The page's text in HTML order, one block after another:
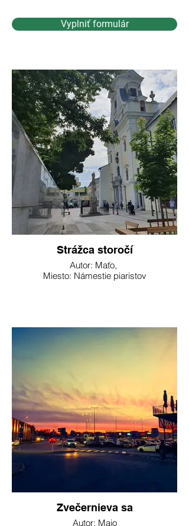
Vyplniť formulár
Strážca storočí
Autor: Maťo,
Miesto: Námestie piaristov
Zvečernieva sa
Autor: Majo